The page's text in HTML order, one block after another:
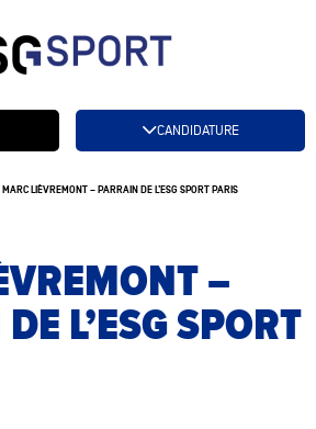
MARC LIÈVREMONT – PARRAIN DE L’ESG SPORT PARIS
–
L’ESG SPORT
CANDIDATURE